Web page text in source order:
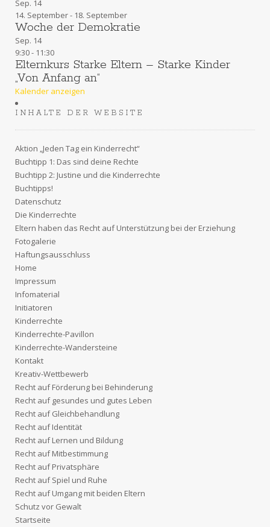
Sep. 14
14. September- 18. September
Woche der Demokratie
Sep. 14
9:30- 11:30
Elternkurs Starke Eltern – Starke Kinder
„Von Anfang an“
Kalender anzeigen
INHALTE DER WEBSITE
Aktion „Jeden Tag ein Kinderrecht“
Buchtipp 1: Das sind deine Rechte
Buchtipp 2: Justine und die Kinderrechte
Buchtipps!
Datenschutz
Die Kinderrechte
Eltern haben das Recht auf Unterstützung bei der Erziehung
Fotogalerie
Haftungsausschluss
Home
Impressum
Infomaterial
Initiatoren
Kinderrechte
Kinderrechte-Pavillon
Kinderrechte-Wandersteine
Kontakt
Kreativ-Wettbewerb
Recht auf Förderung bei Behinderung
Recht auf gesundes und gutes Leben
Recht auf Gleichbehandlung
Recht auf Identität
Recht auf Lernen und Bildung
Recht auf Mitbestimmung
Recht auf Privatsphäre
Recht auf Spiel und Ruhe
Recht auf Umgang mit beiden Eltern
Schutz vor Gewalt
Startseite